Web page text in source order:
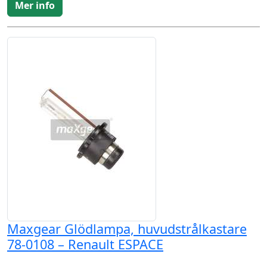
Mer info
Maxgear Glödlampa, huvudstrålkastare
78-0108 – Renault ESPACE